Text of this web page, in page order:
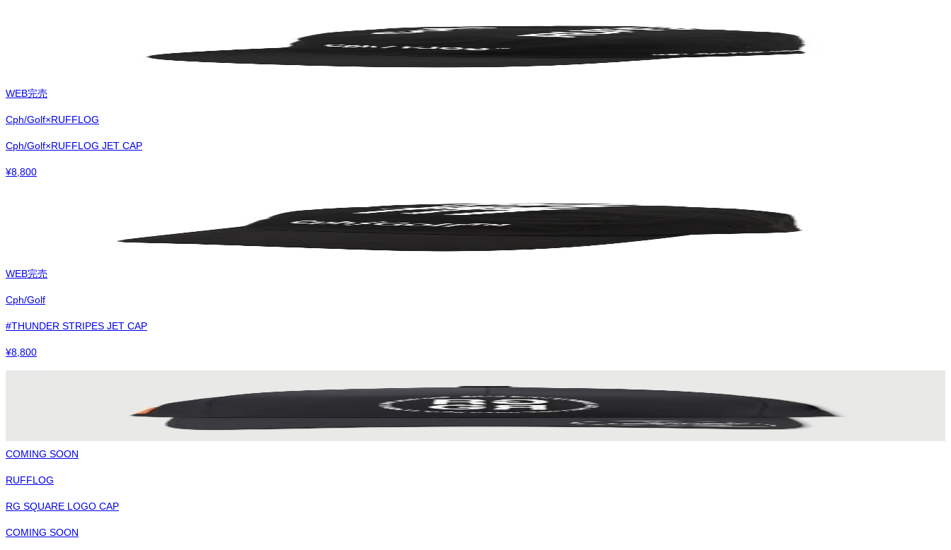
WEB完売
Cph/Golf×RUFFLOG
Cph/Golf×RUFFLOG JET CAP
¥8,800
WEB完売
Cph/Golf
#THUNDER STRIPES JET CAP
¥8,800
COMING SOON
RUFFLOG
RG SQUARE LOGO CAP
COMING SOON